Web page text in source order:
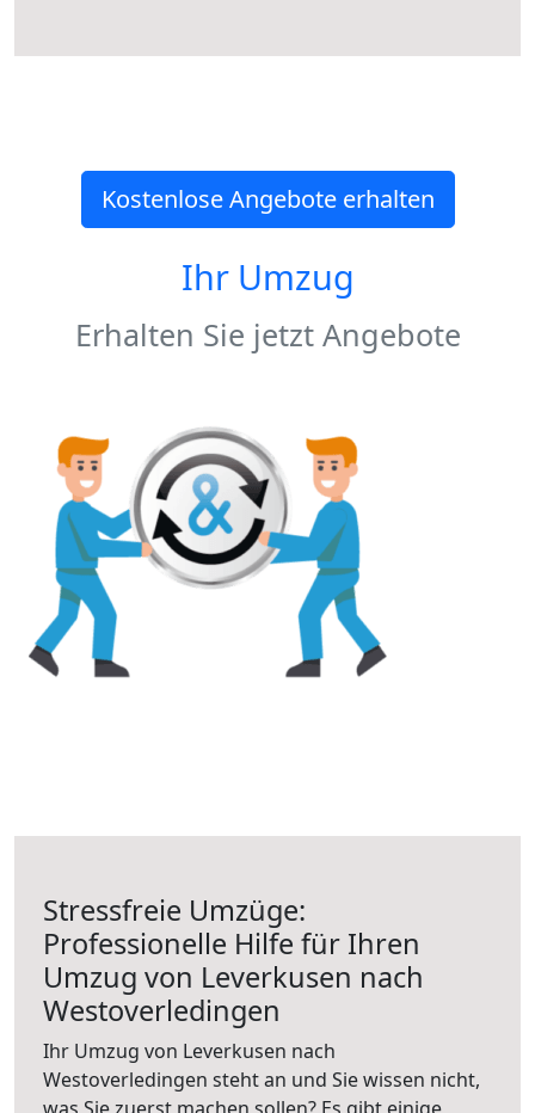
Kostenlose Angebote erhalten
Ihr Umzug
Erhalten Sie jetzt Angebote
Stressfreie Umzüge:
Professionelle Hilfe für Ihren
Umzug von Leverkusen nach
Westoverledingen
Ihr Umzug von Leverkusen nach
Westoverledingen steht an und Sie wissen nicht,